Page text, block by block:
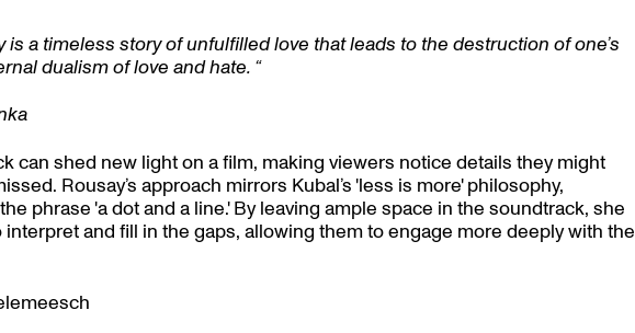
is a timeless story of unfulfilled love that leads to the destruction of one’s
dualism of love and hate. “
can shed new light on a film, making viewers notice details they might
Rousay’s approach mirrors Kubal’s 'less is more' philosophy,
phrase 'a dot and a line.' By leaving ample space in the soundtrack, she
and fill in the gaps, allowing them to engage more deeply with the